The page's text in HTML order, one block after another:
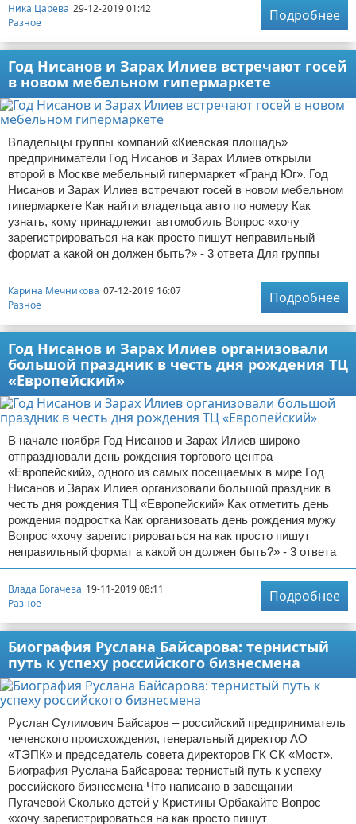
Ника Царева 29-12-2019 01:42
Разное
Подробнее
Год Нисанов и Зарах Илиев встречают госей
в новом мебельном гипермаркете
Владельцы группы компаний «Киевская площадь»
предприниматели Год Нисанов и Зарах Илиев открыли
второй в Москве мебельный гипермаркет «Гранд Юг». Год
Нисанов и Зарах Илиев встречают госей в новом мебельном
гипермаркете Как найти владельца авто по номеру Как
узнать, кому принадлежит автомобиль Вопрос «хочу
зарегистрироваться на как просто пишут неправильный
формат а какой он должен быть?» - 3 ответа Для группы
Карина Мечникова 07-12-2019 16:07
Разное
Подробнее
Год Нисанов и Зарах Илиев организовали
большой праздник в честь дня рождения ТЦ
«Европейский»
В начале ноября Год Нисанов и Зарах Илиев широко
отпраздновали день рождения торгового центра
«Европейский», одного из самых посещаемых в мире Год
Нисанов и Зарах Илиев организовали большой праздник в
честь дня рождения ТЦ «Европейский» Как отметить день
рождения подростка Как организовать день рождения мужу
Вопрос «хочу зарегистрироваться на как просто пишут
неправильный формат а какой он должен быть?» - 3 ответа
Влада Богачева 19-11-2019 08:11
Разное
Подробнее
Биография Руслана Байсарова: тернистый
путь к успеху российского бизнесмена
Руслан Сулимович Байсаров – российский предприниматель
чеченского происхождения, генеральный директор АО
«ТЭПК» и председатель совета директоров ГК СК «Мост».
Биография Руслана Байсарова: тернистый путь к успеху
российского бизнесмена Что написано в завещании
Пугачевой Сколько детей у Кристины Орбакайте Вопрос
«хочу зарегистрироваться на как просто пишут